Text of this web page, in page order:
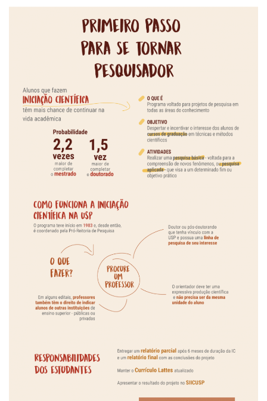
Seções
Lançamento
Psico-HQ
Gênero
Alfabetização
Contato
Quem somos
Sobre o Portal